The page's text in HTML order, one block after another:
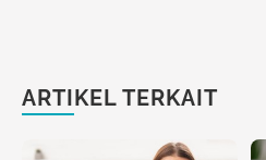
ARTIKEL TERKAIT